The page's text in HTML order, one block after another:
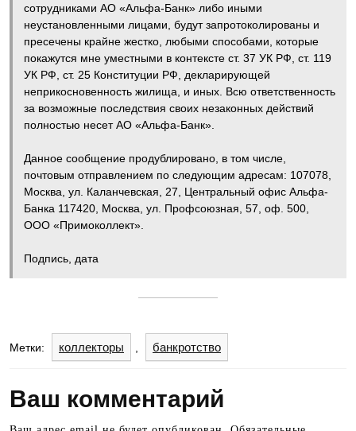
сотрудниками АО «Альфа-Банк» либо иными
неустановленными лицами, будут запротоколированы и
пресечены крайне жестко, любыми способами, которые
покажутся мне уместными в контексте ст. 37 УК РФ, ст. 119
УК РФ, ст. 25 Конституции РФ, декларирующей
неприкосновенность жилища, и иных. Всю ответственность
за возможные последствия своих незаконных действий
полностью несет АО «Альфа-Банк».
Данное сообщение продублировано, в том числе,
почтовым отправлением по следующим адресам: 107078,
Москва, ул. Каланчевская, 27, Центральный офис Альфа-
Банка 117420, Москва, ул. Профсоюзная, 57, оф. 500,
ООО «Примоколлект».
Подпись, дата
Метки: коллекторы банкротство
Ваш комментарий